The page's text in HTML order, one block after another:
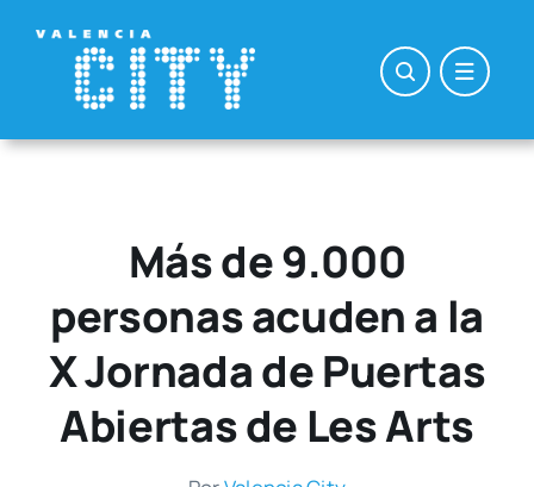
contenido
Más de 9.000
personas acuden a la
X Jornada de Puertas
Abiertas de Les Arts